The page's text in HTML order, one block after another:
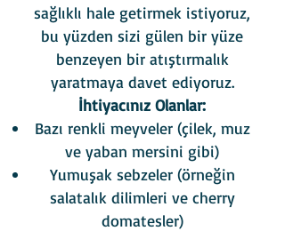
sağlıklı hale getirmek istiyoruz,
bu yüzden sizi gülen bir yüze
benzeyen bir atıştırmalık
yaratmaya davet ediyoruz.
İhtiyacınız Olanlar:
Bazı renkli meyveler (çilek, muz
ve yaban mersini gibi)
Yumuşak sebzeler (örneğin
salatalık dilimleri ve cherry
domatesler)